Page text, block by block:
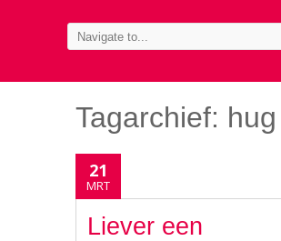
Tagarchief: hug
21
MRT
Liever een